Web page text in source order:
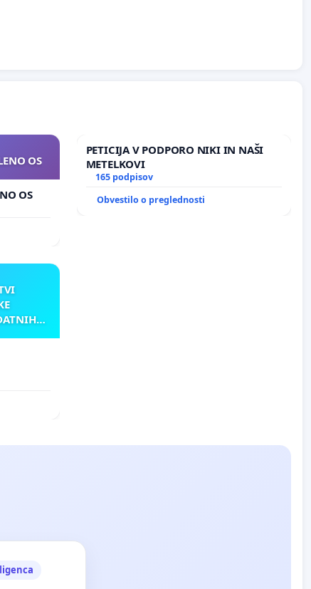
OS
OS
PETICIJA V PODPORO NIKI IN NAŠI
METELKOVI
165 podpisov
Obvestilo o preglednosti